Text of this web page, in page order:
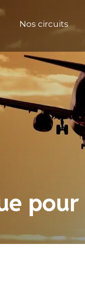
Nos circuits
pour